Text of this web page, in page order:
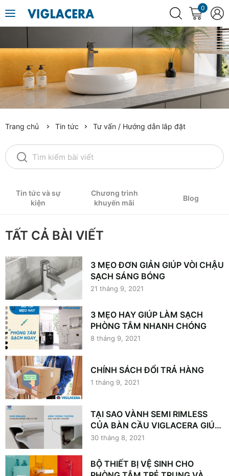
0
Trang chủ Tin tức Tư vấn / Hướng dẫn lắp đặt
Tin tức và sự
kiện
Chương trình
khuyến mãi
Blog
TẤT CẢ BÀI VIẾT
3 MẸO ĐƠN GIẢN GIÚP VÒI CHẬU
SẠCH SÁNG BÓNG
21 tháng 9, 2021
3 MẸO HAY GIÚP LÀM SẠCH
PHÒNG TẮM NHANH CHÓNG
8 tháng 9, 2021
CHÍNH SÁCH ĐỔI TRẢ HÀNG
1 tháng 9, 2021
TẠI SAO VÀNH SEMI RIMLESS
CỦA BÀN CẦU VIGLACERA GIÚP
KHÁNG KHUẨN VƯỢT TRỘI?
30 tháng 8, 2021
BỘ THIẾT BỊ VỆ SINH CHO